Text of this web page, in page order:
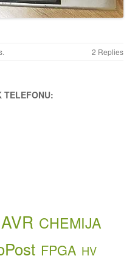
. 2 Replies
TELEFONU:
AVR CHEMIJA
FPGA HV